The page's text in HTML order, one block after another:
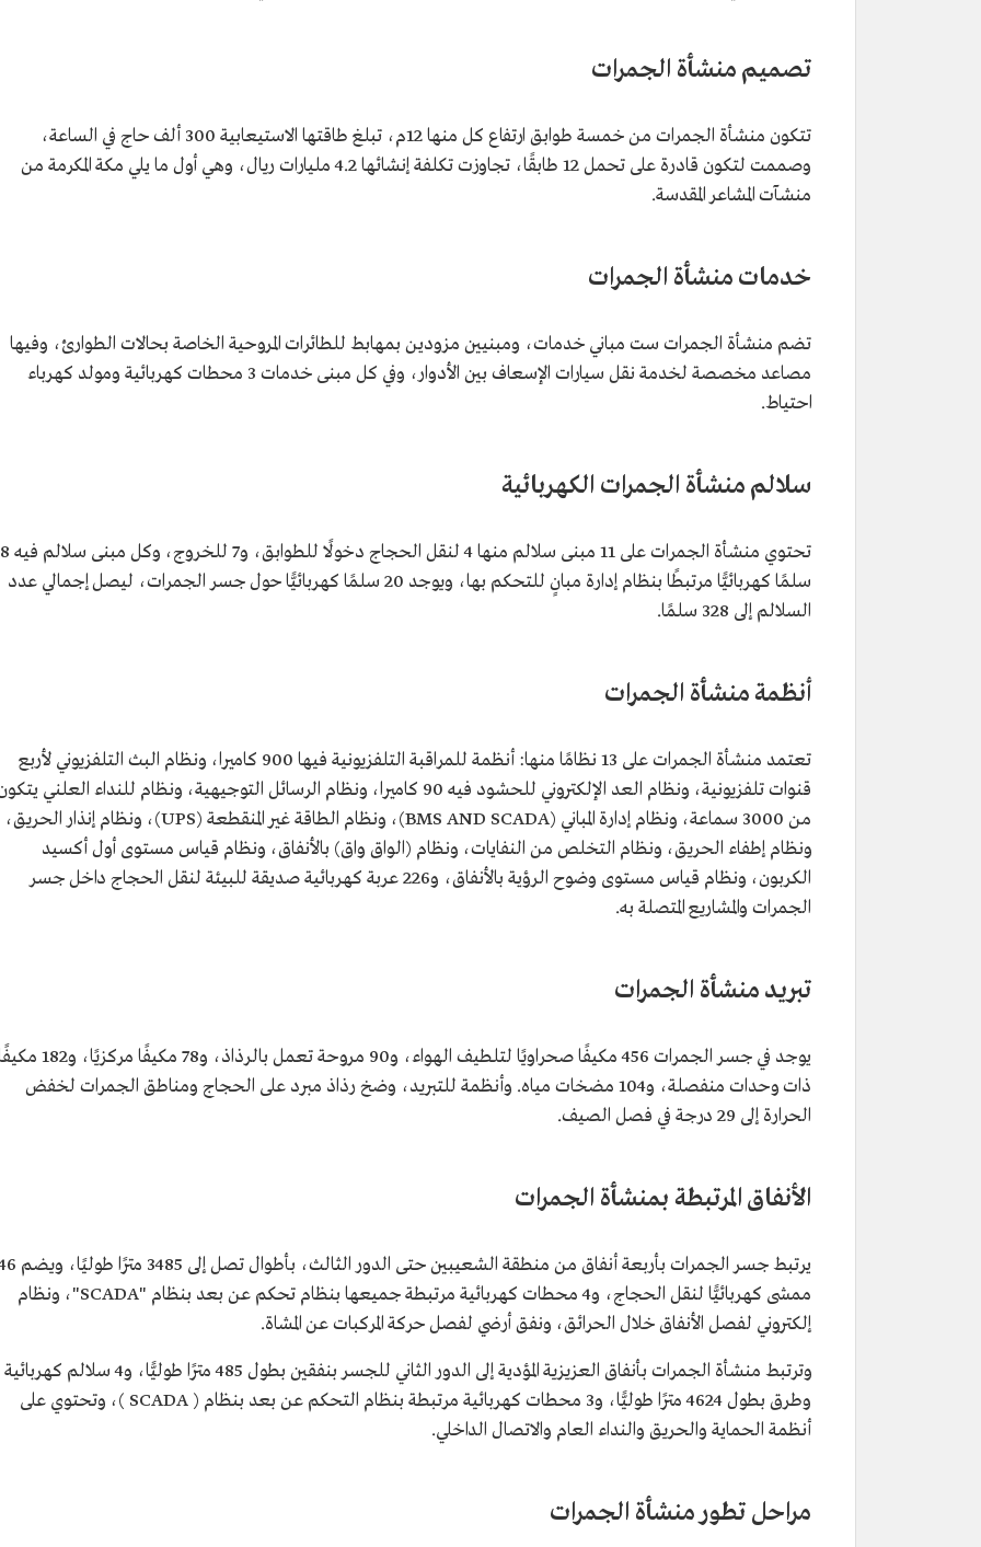
تصميم منشأة الجمرات
تتكون منشأة الجمرات من خمسة طوابق ارتفاع كل منها 12م، تبلغ طاقتها الاستيعابية 300 ألف حاج في الساعة،
وصممت لتكون قادرة على تحمل 12 طابقًا، تجاوزت تكلفة إنشائها 4.2 مليارات ريال، وهي أول ما يلي مكة المكرمة من
منشآت المشاعر المقدسة.
خدمات منشأة الجمرات
تضم منشأة الجمرات ست مباني خدمات، ومبنيين مزودين بمهابط للطائرات المروحية الخاصة بحالات الطوارئ، وفيها
مصاعد مخصصة لخدمة نقل سيارات الإسعاف بين الأدوار، وفي كل مبنى خدمات 3 محطات كهربائية ومولد كهرباء
احتياط.
سلالم منشأة الجمرات الكهربائية
تحتوي منشأة الجمرات على 11
سلمًا كهربائيًّا مرتبطًا بنظام إدارة مبانٍ للتحكم بها، ويوجد 20 سلمًا كهربائيًّا حول جسر الجمرات، ليصل إجمالي عدد
السلالم إلى 328 سلمًا.
أنظمة منشأة الجمرات
تعتمد منشأة الجمرات على 13 نظامًا منها: أنظمة للمراقبة التلفزيونية فيها 900 كاميرا، ونظام البث التلفزيوني لأربع
قنوات تلفزيونية، ونظام العد الإلكتروني للحشود فيه 90 كاميرا، ونظام الرسائل التوجيهية، ونظام للنداء العلني
من 3000 سماعة، ونظام إدارة المباني (BMS AND SCADA)، ونظام الطاقة غير المنقطعة (UPS)، ونظام إنذار الحريق،
ونظام إطفاء الحريق، ونظام التخلص من النفايات، ونظام (الواق واق) بالأنفاق، ونظام قياس مستوى أول أكسيد
الكربون، ونظام قياس مستوى وضوح الرؤية بالأنفاق، و226 عربة كهربائية صديقة للبيئة لنقل الحجاج داخل جسر
الجمرات والمشاريع المتصلة به.
تبريد منشأة الجمرات
يوجد في جسر الجمرات 456 مكيفًا صحراويًا لتلطيف الهواء، و90 مروحة تعمل بالرذاذ، و78 مكيفًا
ذات وحدات منفصلة، و104 مضخات مياه. وأنظمة للتبريد، وضخ رذاذ مبرد على الحجاج ومناطق الجمرات لخفض
الحرارة إلى 29 درجة في فصل الصيف.
الأنفاق المرتبطة بمنشأة الجمرات
يرتبط جسر الجمرات بأربعة أنفاق من منطقة الشعيبين حتى الدور الثالث،
ممشى كهربائيًّا لنقل الحجاج، و4 محطات كهربائية مرتبطة جميعها بنظام تحكم عن بعد بنظام "SCADA"، ونظام
إلكتروني لفصل الأنفاق خلال الحرائق، ونفق أرضي لفصل حركة المركبات عن المشاة.
وترتبط منشأة الجمرات بأنفاق العزيزية المؤدية إلى الدور الثاني للجسر بنفقين بطول 485 مترًا طوليًّا، و4 سلالم كهربائية
وطرق بطول 4624 مترًا طوليًّا، و3 محطات كهربائية مرتبطة بنظام التحكم عن بعد بنظام ( SCADA )، وتحتوي على
أنظمة الحماية والحريق والنداء العام والاتصال الداخلي.
مراحل تطور منشأة الجمرات